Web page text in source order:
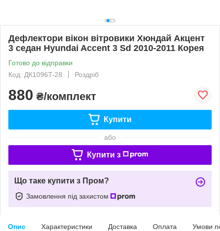
Дефлектори вікон вітровики Хюндай Акцент
3 седан Hyundai Accent 3 Sd 2010-2011 Корея
Готово до відправки
Код: ДК1096T-28
Роздріб
880 ₴/комплект
Купити
або
Купити з
Що таке купити з Пром?
Замовлення під захистом
Опис Характеристики Доставка Оплата Умови